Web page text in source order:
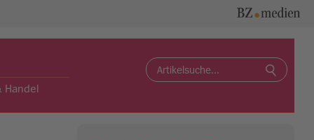
Handel
Search
for: